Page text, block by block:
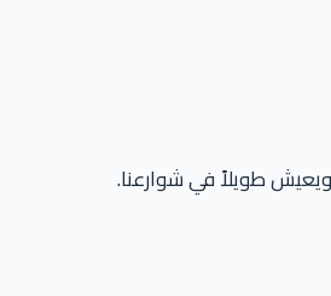
ويعيش طويلاً في شوارعنا.